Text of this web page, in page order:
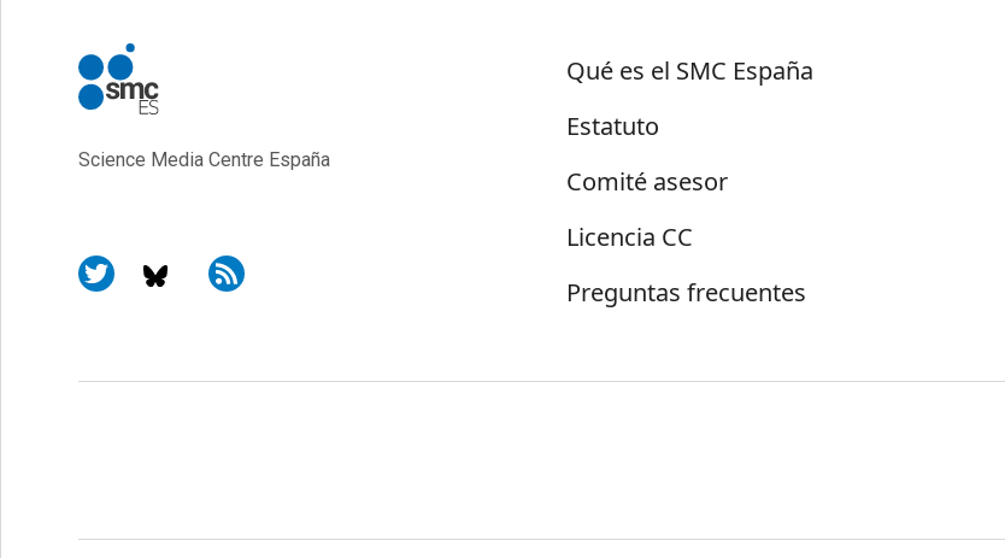
Science Media Centre España
Sobre SMC España
Qué es el SMC España
Estatuto
Comité asesor
Licencia CC
Preguntas frecuentes